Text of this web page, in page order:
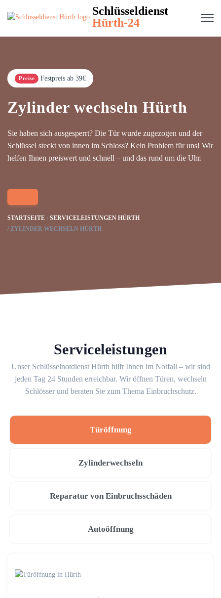
Schlüsseldienst
Hürth-24
Preise Festpreis ab 39€
Zylinder wechseln Hürth
Sie haben sich ausgesperrt? Die Tür wurde zugezogen und der
Schlüssel steckt von innen im Schloss? Kein Problem für uns! Wir
helfen Ihnen preiswert und schnell – und das rund um die Uhr.
STARTSEITE
SERVICELEISTUNGEN HÜRTH
ZYLINDER WECHSELN HÜRTH
Serviceleistungen
Unser Schlüsselnotdienst Hürth hilft Ihnen im Notfall – wir sind
jeden Tag 24 Stunden erreichbar. Wir öffnen Türen, wechseln
Schlösser und beraten Sie zum Thema Einbruchschutz.
Türöffnung
Zylinderwechseln
Reparatur von Einbruchsschäden
Autoöffnung